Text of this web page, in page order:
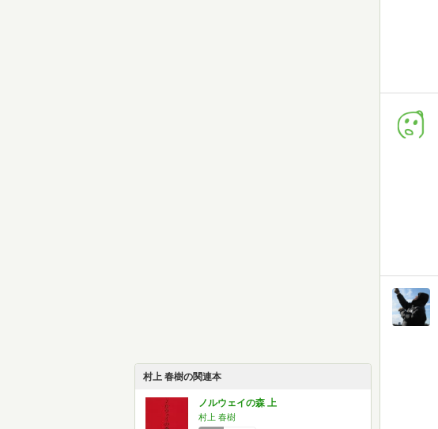
村上 春樹の関連本
ノルウェイの森 上
村上 春樹